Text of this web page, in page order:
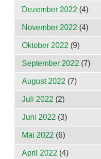
Dezember 2022 (4)
November 2022 (4)
Oktober 2022 (9)
September 2022 (7)
August 2022 (7)
Juli 2022 (2)
Juni 2022 (3)
Mai 2022 (6)
April 2022 (4)